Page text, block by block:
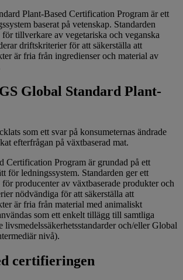
Plant-Based Certification Program är ett
baserat på vetenskap. Standarden
tillverkare av vegetariska och veganska
driftskriterier för att säkerställa att
är fria från ingredienser och material av
Global Standard Plant-
som ett svar på konsumeternas ändrade
efterfrågan på växtbaserad mat.
Certification Program är grundad på ett
för ledningssystem. Standarden ger ett
producenter av växtbaserade produkter och
nödvändiga för att säkerställa att
är fria från material med animaliskt
som ett enkelt tillägg till samtliga
livsmedelssäkerhetsstandarder och/eller Global
nivå).
certifieringen